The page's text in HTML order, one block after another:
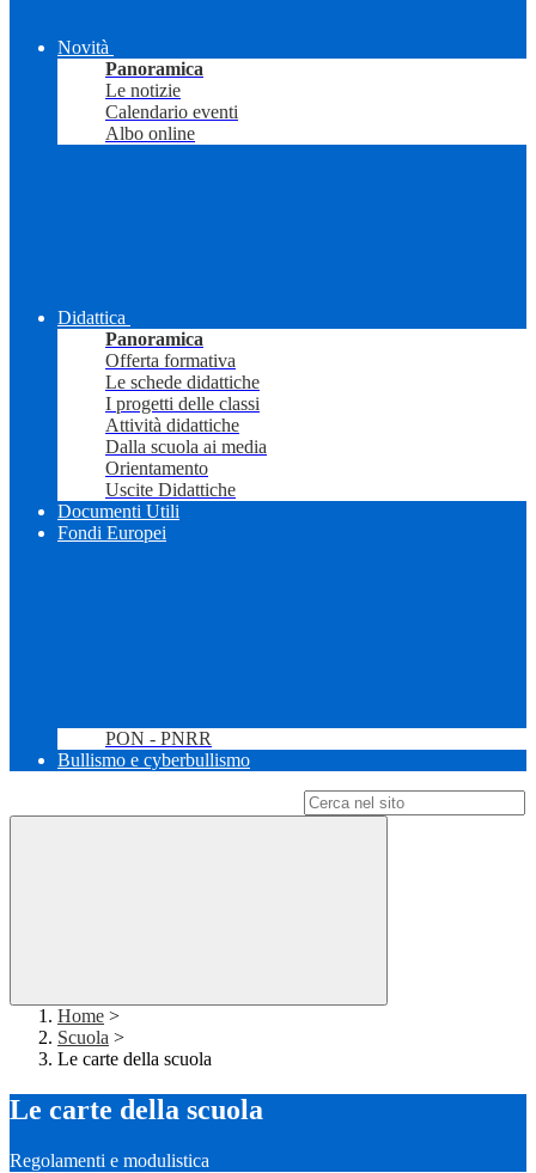
Novità
Panoramica
Le notizie
Calendario eventi
Albo online
Didattica
Panoramica
Offerta formativa
Le schede didattiche
I progetti delle classi
Attività didattiche
Dalla scuola ai media
Orientamento
Uscite Didattiche
Documenti Utili
Fondi Europei
PON - PNRR
Bullismo e cyberbullismo
Home >
Scuola >
Le carte della scuola
Le carte della scuola
Regolamenti e modulistica